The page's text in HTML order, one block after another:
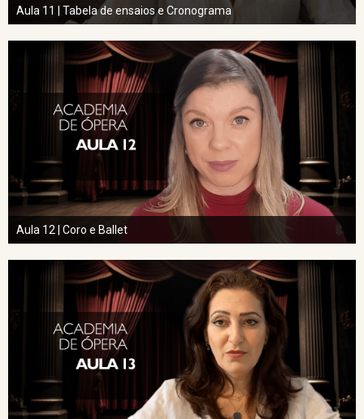
Aula 11 | Tabela de ensaios e Cronograma
Aula 12 | Coro e Ballet